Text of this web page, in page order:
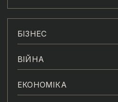
БІЗНЕС
ВІЙНА
ЕКОНОМІКА